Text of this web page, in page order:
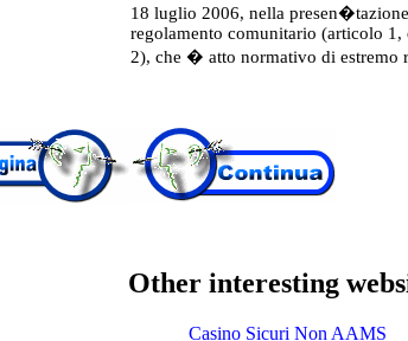
18 luglio 2006, nella
regolamento comunitario (articolo 1,
2), che � atto normativo di estremo
Other interesting
Casino Sicuri Non AAMS